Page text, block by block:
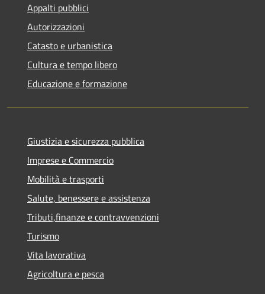
Appalti pubblici
Autorizzazioni
Catasto e urbanistica
Cultura e tempo libero
Educazione e formazione
Giustizia e sicurezza pubblica
Imprese e Commercio
Mobilità e trasporti
Salute, benessere e assistenza
Tributi,finanze e contravvenzioni
Turismo
Vita lavorativa
Agricoltura e pesca